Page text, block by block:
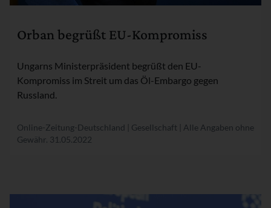
Orban begrüßt EU-Kompromiss
Ungarns Ministerpräsident begrüßt den EU-
Kompromiss im Streit um das Öl-Embargo gegen
Russland.
Online-Zeitung-Deutschland | Gesellschaft | Alle Angaben ohne
Gewähr. 31.05.2022